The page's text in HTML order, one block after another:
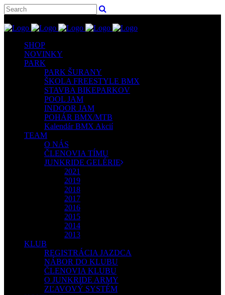
SHOP
NOVINKY
PARK
PARK ŠURANY
ŠKOLA FREESTYLE BMX
STAVBA BIKEPARKOV
POOL JAM
INDOOR JAM
POHÁR BMX/MTB
Kalendár BMX Akcií
TEAM
O NÁS
ČLENOVIA TÍMU
JUNKRIDE GELÉRIE
2021
2019
2018
2017
2016
2015
2014
2013
KLUB
REGISTRÁCIA JAZDCA
NÁBOR DO KLUBU
ČLENOVIA KLUBU
O JUNKRIDE ARMY
ZĽAVOVÝ SYSTÉM